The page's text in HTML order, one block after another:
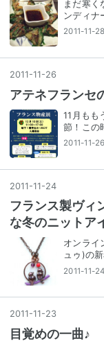
まだ寒く
ンディナ
2011-11-
2011 -11 -26
アテネフランセ
11月もも
節！この
2011-11-
2011-11-24
フランス製ヴィ
な冬のニットア
オンライ
ュゥ)の
2011-11-
2011 -11 -23
目覚めの一曲♪